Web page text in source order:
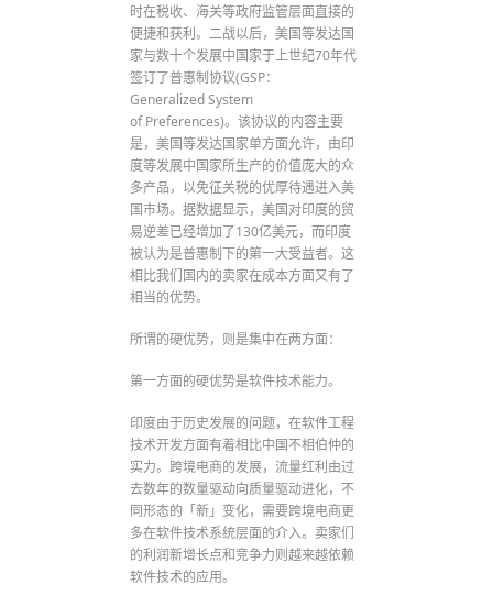
时在税收、海关等政府监管层面直接的
便捷和获利。二战以后，美国等发达国
家与数十个发展中国家于上世纪70年代
签订了普惠制协议(GSP：
Generalized System
of Preferences)。该协议的内容主要
是，美国等发达国家单方面允许，由印
度等发展中国家所生产的价值庞大的众
多产品，以免征关税的优厚待遇进入美
国市场。据数据显示，美国对印度的贸
易逆差已经增加了130亿美元，而印度
被认为是普惠制下的第一大受益者。这
相比我们国内的卖家在成本方面又有了
相当的优势。
所谓的硬优势，则是集中在两方面：
第一方面的硬优势是软件技术能力。
印度由于历史发展的问题，在软件工程
技术开发方面有着相比中国不相伯仲的
实力。跨境电商的发展，流量红利由过
去数年的数量驱动向质量驱动进化，不
同形态的「新」变化，需要跨境电商更
多在软件技术系统层面的介入。卖家们
的利润新增长点和竞争力则越来越依赖
软件技术的应用。